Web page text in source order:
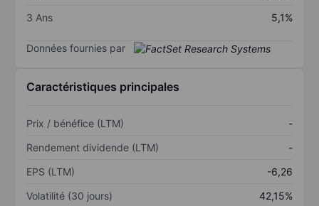
3 Ans
5,1%
Données fournies par
Caractéristiques principales
Prix / bénéfice (LTM)
-
Rendement dividende (LTM)
-
EPS (LTM)
-6,26
Volatilité (30 jours)
42,15%